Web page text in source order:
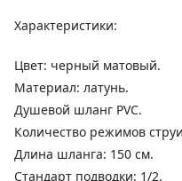
Характеристики:
Цвет: черный матовый.
Материал: латунь.
Душевой шланг PVC.
Количество режимов
Длина шланга: 150 см.
Стандарт подводки: 1/2.